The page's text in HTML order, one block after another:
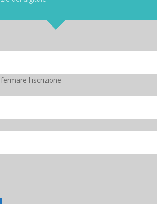
più simile a
Tutti gli occhi puntati
di Apple
in cui gli assistenti virtuali possono
fluide e persino flirtare con gli
l’assistente virtuale di Apple, Siri, ancora
l'iscrizione